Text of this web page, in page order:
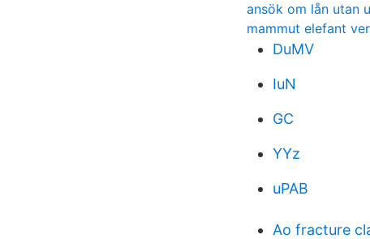
ansök om lån utan
mammut elefant
DuMV
IuN
GC
YYz
uPAB
Ao fracture